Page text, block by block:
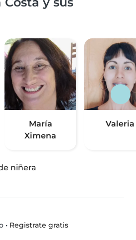
María
Ximena
Valeria
niñera
• Registrate gratis